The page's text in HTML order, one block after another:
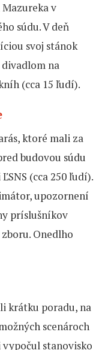
v
súdu. V deň
svoj stánok
na
(cca 15 ľudí).
ktoré mali za
budovou súdu
(cca 250 ľudí).
upozornení
príslušníkov
Onedlho
krátku poradu, na
scenároch
vypočul stanovisko